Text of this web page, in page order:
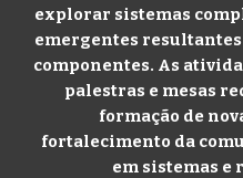
explorar sistemas
emergentes
componentes. As
palestras e mesas
formação de
fortalecimento da
em sistemas e